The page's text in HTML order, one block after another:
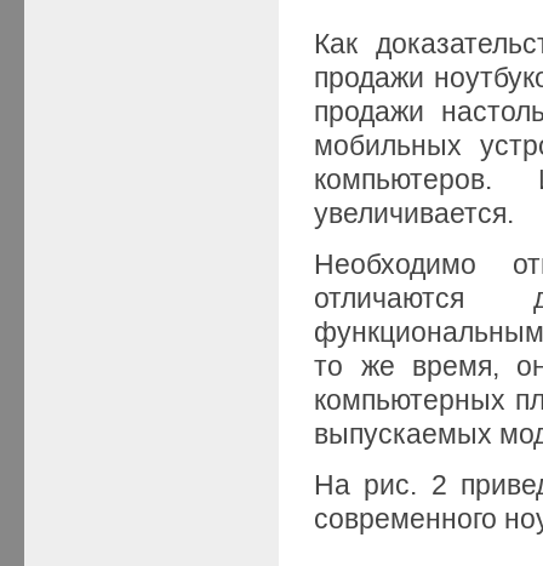
Как
продажи
продажи
мобильных
увеличивается.
Необходимо
отличаются
то же время,
компьютерных
выпускаемых
На рис. 2
современного